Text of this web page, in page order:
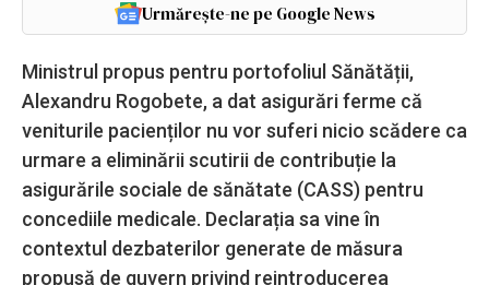
Urmărește-ne pe Google News
Ministrul propus pentru portofoliul Sănătății,
Alexandru Rogobete, a dat asigurări ferme că
veniturile pacienților nu vor suferi nicio scădere ca
urmare a eliminării scutirii de contribuție la
asigurările sociale de sănătate (CASS) pentru
concediile medicale. Declarația sa vine în
contextul dezbaterilor generate de măsura
propusă de guvern privind reintroducerea